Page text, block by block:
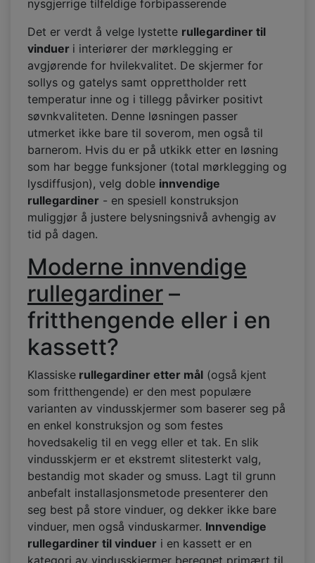
nysgjerrige tilfeldige forbipasserende
Det er verdt å velge lystette rullegardiner til
vinduer i interiører der mørklegging er
avgjørende for hvilekvalitet. De skjermer for
sollys og gatelys samt opprettholder rett
temperatur inne og i tillegg påvirker positivt
søvnkvaliteten. Denne løsningen passer
utmerket ikke bare til soverom, men også til
barnerom. Hvis du er på utkikk etter en løsning
som har begge funksjoner (total mørklegging og
lysdiffusjon), velg doble innvendige
rullegardiner - en spesiell konstruksjon
muliggjør å justere belysningsnivå avhengig av
tid på dagen.
Moderne innvendige
rullegardiner –
fritthengende eller i en
kassett?
Klassiske rullegardiner etter mål (også kjent
som fritthengende) er den mest populære
varianten av vindusskjermer som baserer seg på
en enkel konstruksjon og som festes
hovedsakelig til en vegg eller et tak. En slik
vindusskjerm er et ekstremt slitesterkt valg,
bestandig mot skader og smuss. Lagt til grunn
anbefalt installasjonsmetode presenterer den
seg best på store vinduer, og dekker ikke bare
vinduer, men også vinduskarmer. Innvendige
rullegardiner til vinduer i en kassett er en